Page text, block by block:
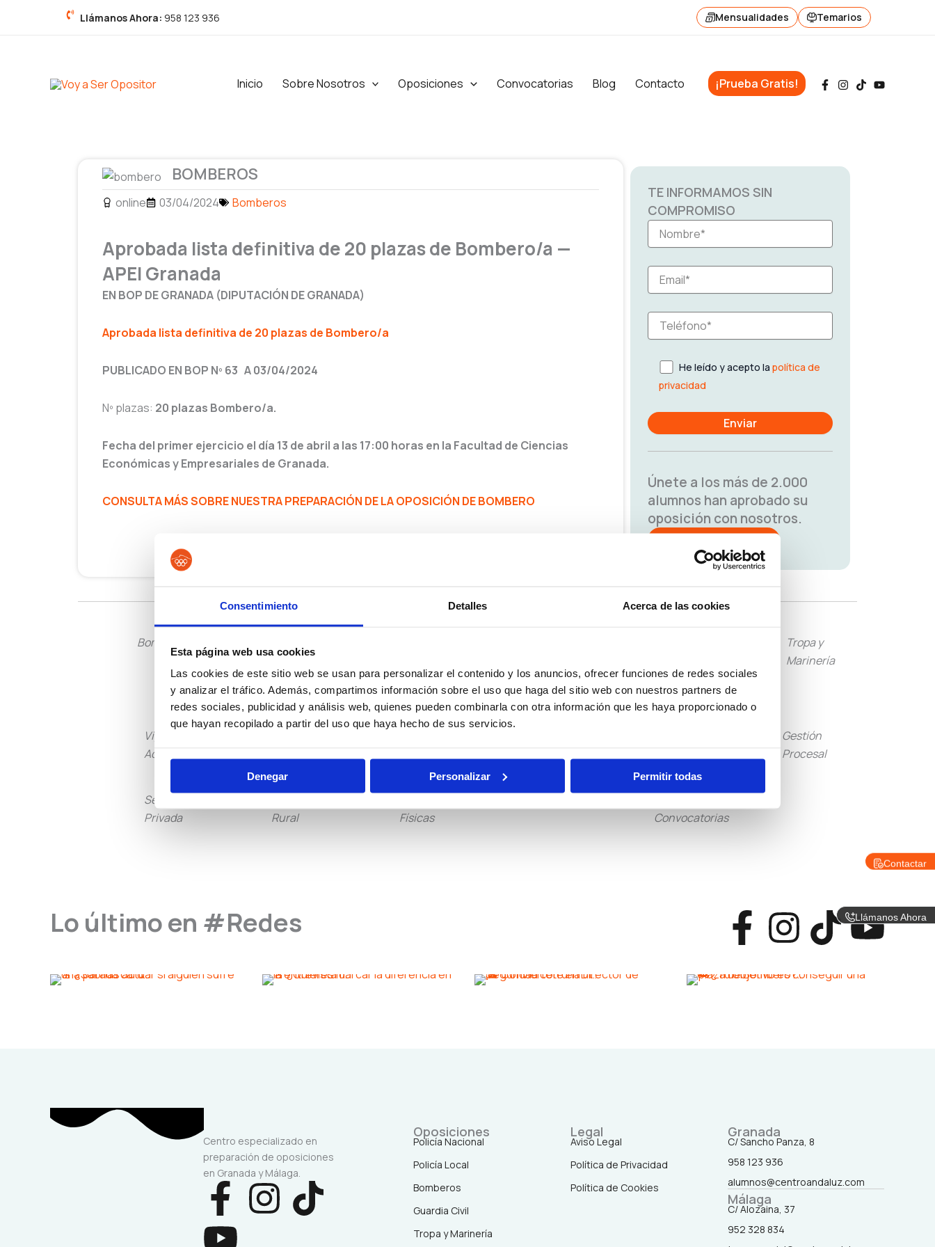
Consentimiento Detalles Acerca de las cookies
Esta página web usa cookies
Las cookies de este sitio web se usan para personalizar el contenido y los anuncios, ofrecer funciones de redes sociales
y analizar el tráfico. Además, compartimos información sobre el uso que haga del sitio web con nuestros partners de
redes sociales, publicidad y análisis web, quienes pueden combinarla con otra información que les haya proporcionado o
que hayan recopilado a partir del uso que haya hecho de sus servicios.
Denegar Personalizar Permitir todas
Llámanos Ahora: 958 123 936 Mensualidades Temarios
Inicio Sobre Nosotros Oposiciones Convocatorias Blog Contacto ¡Prueba Gratis!
BOMBEROS
online 03/04/2024 Bomberos
Aprobada lista definitiva de 20 plazas de Bombero/a —
APEI Granada
EN BOP DE GRANADA (DIPUTACIÓN DE GRANADA)
Aprobada lista definitiva de 20 plazas de Bombero/a
PUBLICADO EN BOP Nº 63 A 03/04/2024
Nº plazas: 20 plazas Bombero/a.
Fecha del primer ejercicio el día 13 de abril a las 17:00 horas en la Facultad de Ciencias
Económicas y Empresariales de Granada.
CONSULTA MÁS SOBRE NUESTRA PREPARACIÓN DE LA OPOSICIÓN DE BOMBERO
TE INFORMAMOS SIN
COMPROMISO
He leído y acepto lapolítica de
privacidad
Únete a los más de 2.000
alumnos han aprobado su
oposición con nosotros.
Bomberos
Escala
Básica
Escala
Ejecutiva
Tropa y
Marinería
Vigilancia
Aduanera
Gestión
Procesal
Seguridad
Privada
Rural
Físicas
Convocatorias
Lo último en #Redes F
a
c
o
k
-
I
n
r
a
m
T
i
k
Y
Centro especializado en
preparación de oposiciones
en Granada y Málaga.
F
a
I T
Y
o
Llámanos Ahora
Contactar
Oposiciones
Policía Nacional
Policía Local
Bomberos
Guardia Civil
Tropa y Marinería
Legal
Aviso Legal
Política de Privacidad
Política de Cookies
Granada
C/ Sancho Panza, 8
958 123 936
alumnos@centroandaluz.com
Málaga
C/ Alozaina, 37
952 328 834